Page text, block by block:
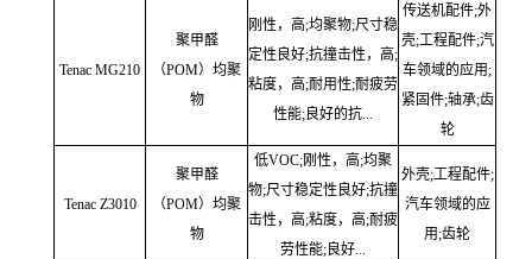
Tenac MG210
聚甲醛
（POM）均聚
物
刚性，高;均聚物;尺寸稳
定性良好;抗撞击性，高;
粘度，高;耐用性;耐疲劳
性能;良好的抗...
传送机配件;外
壳;工程配件;汽
车领域的应用;
紧固件;轴承;齿
轮
Tenac Z3010
聚甲醛
（POM）均聚
物
低VOC;刚性，高;均聚
物;尺寸稳定性良好;抗撞
击性，高;粘度，高;耐疲
劳性能;良好...
外壳;工程配件;
汽车领域的应
用;齿轮